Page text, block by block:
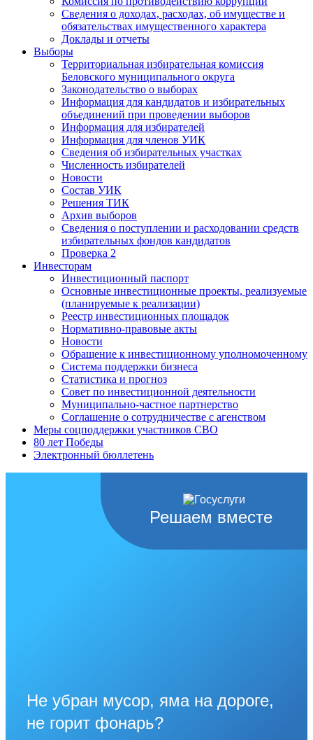
Сведения о доходах, расходах, об имуществе и
обязательствах имущественного характера
Доклады и отчеты
Выборы
Территориальная избирательная комиссия
Беловского муниципального округа
Законодательство о выборах
Информация для кандидатов и избирательных
объединений при проведении выборов
Информация для избирателей
Информация для членов УИК
Сведения об избирательных участках
Численность избирателей
Новости
Состав УИК
Решения ТИК
Архив выборов
Сведения о поступлении и расходовании средств
избирательных фондов кандидатов
Проверка 2
Инвесторам
Инвестиционный паспорт
Основные инвестиционные проекты, реализуемые
(планируемые к реализации)
Реестр инвестиционных площадок
Нормативно-правовые акты
Новости
Обращение к инвестиционному уполномоченному
Система поддержки бизнеса
Статистика и прогноз
Совет по инвестиционной деятельности
Муниципально-частное партнерство
Соглашение о сотрудничестве с агенством
Меры соцподдержки участников СВО
80 лет Победы
Электронный бюллетень
Решаем вместе
Не убран мусор, яма на дороге,
не горит фонарь?